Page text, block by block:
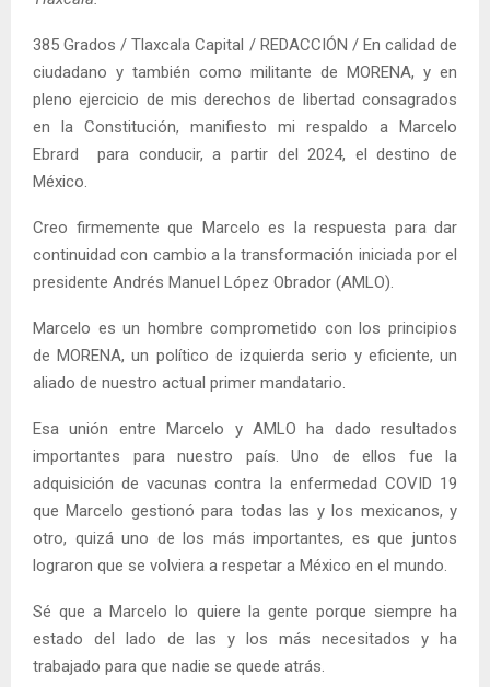
385 Grados / Tlaxcala Capital / REDACCIÓN / En calidad de
ciudadano y también como militante de MORENA, y en
pleno ejercicio de mis derechos de libertad consagrados
en la Constitución, manifiesto mi respaldo a Marcelo
Ebrard para conducir, a partir del 2024, el destino de
México.
Creo firmemente que Marcelo es la respuesta para dar
continuidad con cambio a la transformación iniciada por el
presidente Andrés Manuel López Obrador (AMLO).
Marcelo es un hombre comprometido con los principios
de MORENA, un político de izquierda serio y eficiente, un
aliado de nuestro actual primer mandatario.
Esa unión entre Marcelo y AMLO ha dado resultados
importantes para nuestro país. Uno de ellos fue la
adquisición de vacunas contra la enfermedad COVID 19
que Marcelo gestionó para todas las y los mexicanos, y
otro, quizá uno de los más importantes, es que juntos
lograron que se volviera a respetar a México en el mundo.
Sé que a Marcelo lo quiere la gente porque siempre ha
estado del lado de las y los más necesitados y ha
trabajado para que nadie se quede atrás.